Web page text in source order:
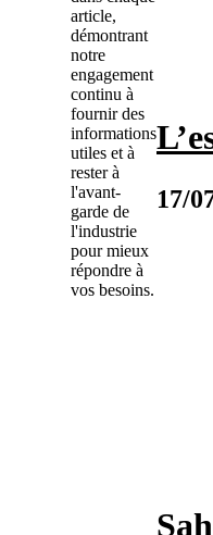
article,
démontrant
notre
engagement
continu à
fournir des
informations
utiles et à
rester à
l'avant-
garde de
l'industrie
pour mieux
répondre à
vos besoins.
17/